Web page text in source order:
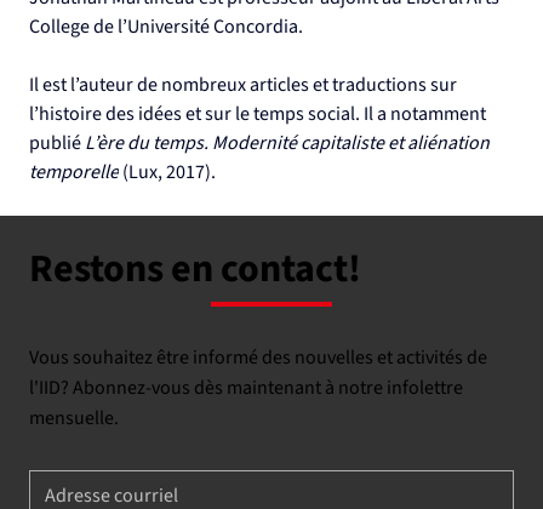
College de l’Université Concordia.
Il est l’auteur de nombreux articles et traductions sur
l’histoire des idées et sur le temps social. Il a notamment
publié L’ère du temps. Modernité capitaliste et aliénation
temporelle (Lux, 2017).
Restons en contact!
Vous souhaitez être informé des nouvelles et activités de
l'IID? Abonnez-vous dès maintenant à notre infolettre
mensuelle.